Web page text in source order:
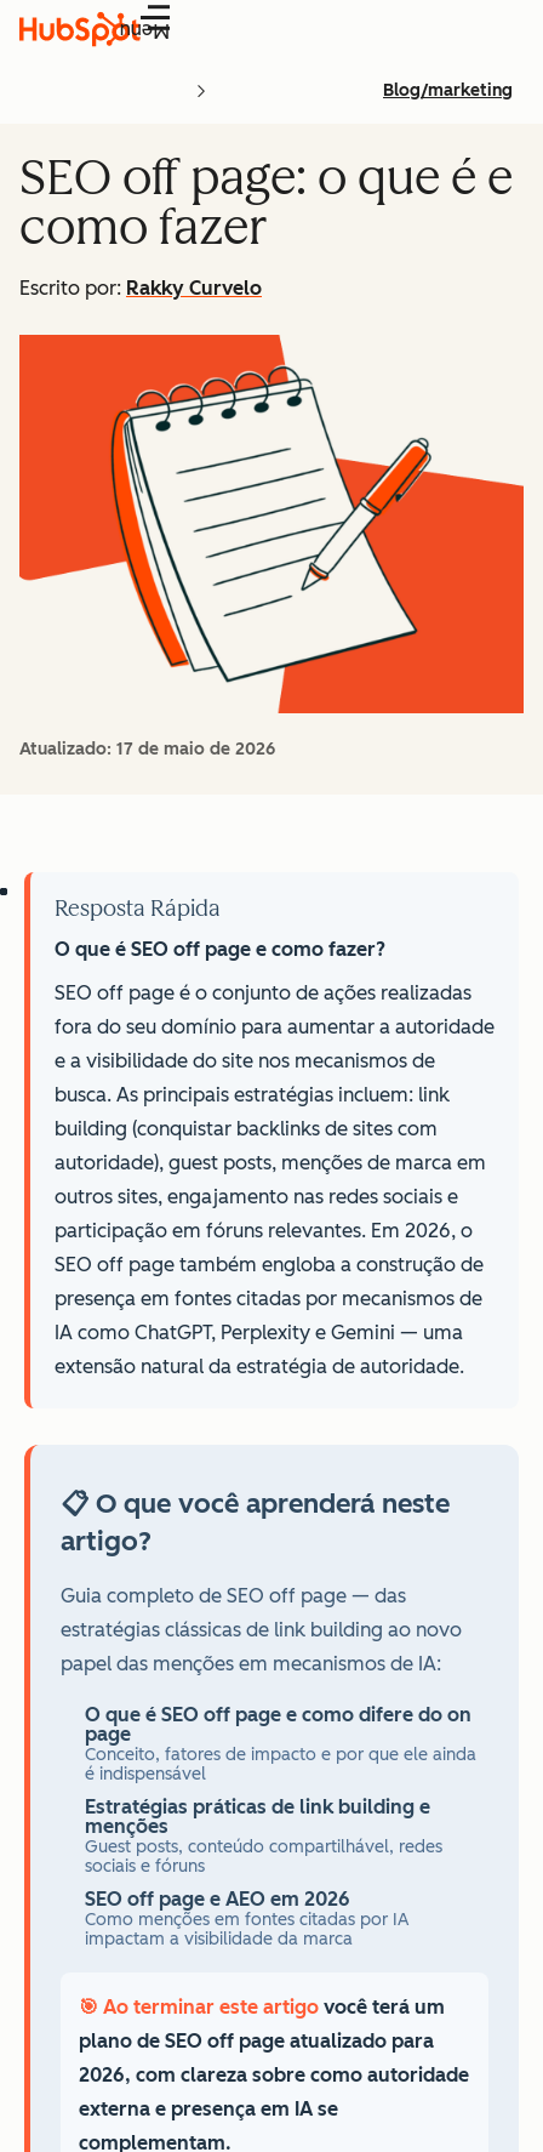
Menu
Blog/marketing
SEO off page: o que é e
como fazer
Escrito por: Rakky Curvelo
Atualizado: 17 de maio de 2026
Resposta Rápida
O que é SEO off page e como fazer?
SEO off page é o conjunto de ações realizadas
fora do seu domínio para aumentar a autoridade
e a visibilidade do site nos mecanismos de
busca. As principais estratégias incluem: link
building (conquistar backlinks de sites com
autoridade), guest posts, menções de marca em
outros sites, engajamento nas redes sociais e
participação em fóruns relevantes. Em 2026, o
SEO off page também engloba a construção de
presença em fontes citadas por mecanismos de
IA como ChatGPT, Perplexity e Gemini — uma
extensão natural da estratégia de autoridade.
📋 O que você aprenderá neste
artigo?
Guia completo de SEO off page — das
estratégias clássicas de link building ao novo
papel das menções em mecanismos de IA:
O que é SEO off page e como difere do on
page
Conceito, fatores de impacto e por que ele ainda
é indispensável
Estratégias práticas de link building e
menções
Guest posts, conteúdo compartilhável, redes
sociais e fóruns
SEO off page e AEO em 2026
Como menções em fontes citadas por IA
impactam a visibilidade da marca
🎯 Ao terminar este artigo você terá um
plano de SEO off page atualizado para
2026, com clareza sobre como autoridade
externa e presença em IA se
complementam.